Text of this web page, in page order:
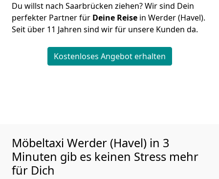
Du willst nach Saarbrücken ziehen? Wir sind Dein
perfekter Partner für Deine Reise in Werder (Havel).
Seit über 11 Jahren sind wir für unsere Kunden da.
Kostenloses Angebot erhalten
Möbeltaxi Werder (Havel) in 3
Minuten gib es keinen Stress mehr
für Dich